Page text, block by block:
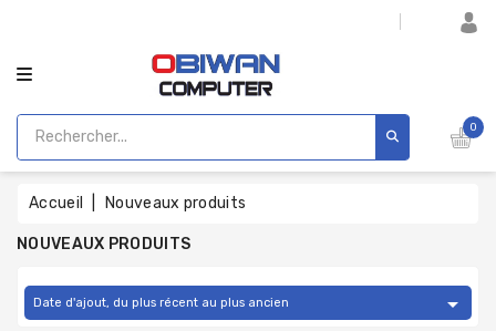
0
Accueil Nouveaux produits
NOUVEAUX PRODUITS
Date d'ajout, du plus récent au plus ancien 